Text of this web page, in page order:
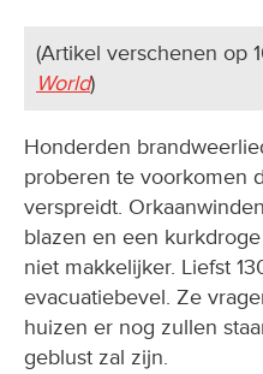
(Artikel verschenen op
World)
Honderden
proberen te voorkomen
verspreidt.
blazen en een
niet makkelijker. Liefst
evacuatiebevel. Ze
huizen er nog zullen
geblust zal zijn.